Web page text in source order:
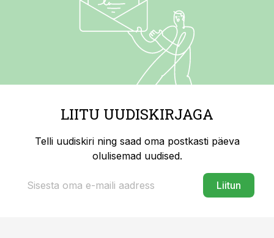
LIITU UUDISKIRJAGA
Telli uudiskiri ning saad oma postkasti päeva
olulisemad uudised.
Liitun